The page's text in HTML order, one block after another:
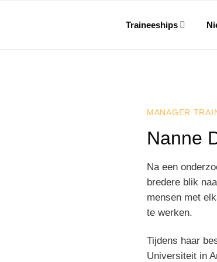
Traineeships
MANAGER
Nanne
Na een
bredere blik
mensen met
te werken.
Tijdens haar
Universiteit in